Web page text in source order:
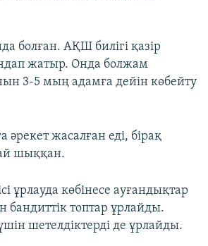
болған. АҚШ билігі қазір
жатыр. Онда болжам
3-5 мың адамға дейін көбейту
әрекет жасалған еді, бірақ
шыққан.
ұрлауда көбінесе ауғандықтар
бандиттік топтар ұрлайды.
шетелдіктерді де ұрлайды.